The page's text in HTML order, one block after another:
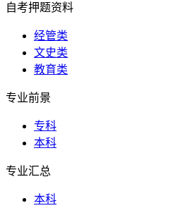
自考押题资料
经管类
文史类
教育类
专业前景
专科
本科
专业汇总
本科